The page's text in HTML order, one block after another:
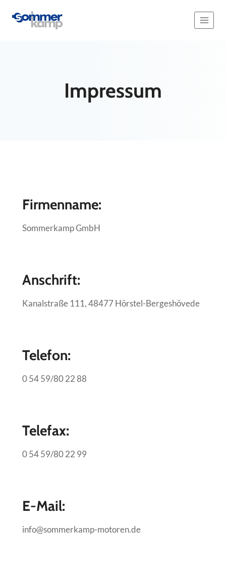
Inhalt
Impressum
Firmenname:
Sommerkamp GmbH
Anschrift:
Kanalstraße 111, 48477 Hörstel-Bergeshövede
Telefon:
0 54 59/80 22 88
Telefax:
0 54 59/80 22 99
E-Mail:
info@sommerkamp-motoren.de